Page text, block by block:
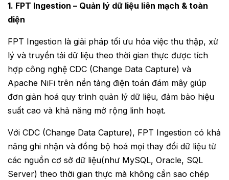
1. FPT Ingestion – Quản lý dữ liệu liên mạch & toàn
diện
FPT Ingestion là giải pháp tối ưu hóa việc thu thập, xử
lý và truyền tải dữ liệu theo thời gian thực được tích
hợp công nghệ CDC (Change Data Capture) và
Apache NiFi trên nền tảng điện toán đám mây giúp
đơn giản hoá quy trình quản lý dữ liệu, đảm bảo hiệu
suất cao và khả năng mở rộng linh hoạt.
Với CDC (Change Data Capture), FPT Ingestion có khả
năng ghi nhận và đồng bộ hoá mọi thay đổi dữ liệu từ
các nguồn cơ sở dữ liệu(như MySQL, Oracle, SQL
Server) theo thời gian thực mà không cần sao chép